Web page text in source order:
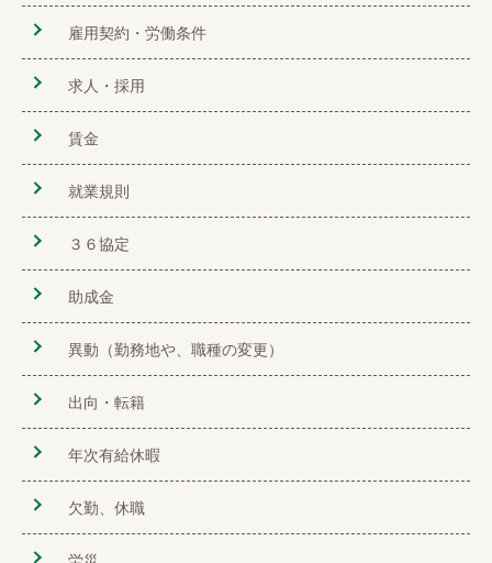
雇用契約・労働条件
求人・採用
賃金
就業規則
３６協定
助成金
異動（勤務地や、職種の変更）
出向・転籍
年次有給休暇
欠勤、休職